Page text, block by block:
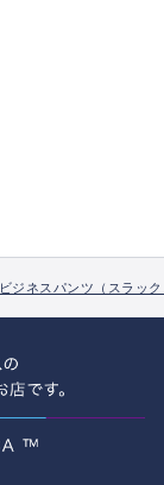
ビジネスパンツ（スラッ